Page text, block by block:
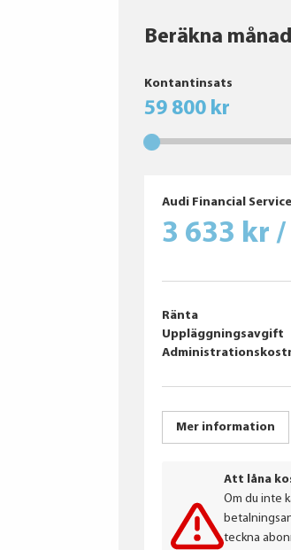
Beräkna
Kontantinsats
59 800 kr
Audi Financial
3 633 kr
Ränta
Uppläggningsavgift
Mer information
Att låna
Om du inte
teckna